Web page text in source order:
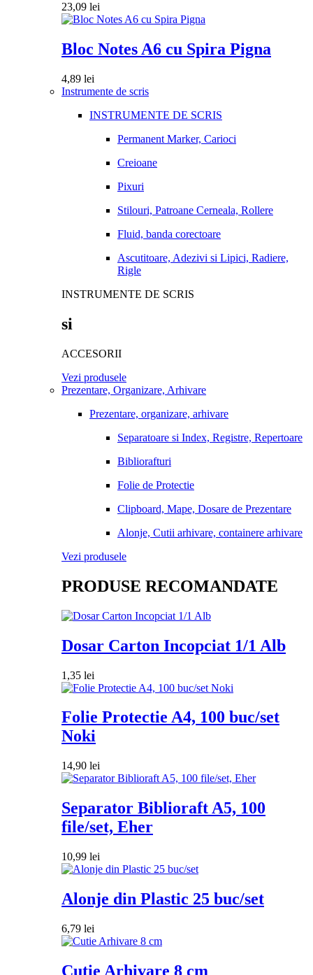
23,09 lei
Bloc Notes A6 cu Spira Pigna
4,89 lei
Instrumente de scris
INSTRUMENTE DE SCRIS
Permanent Marker, Carioci
Creioane
Pixuri
Stilouri, Patroane Cerneala, Rollere
Fluid, banda corectoare
Ascutitoare, Adezivi si Lipici, Radiere,
Rigle
INSTRUMENTE DE SCRIS
si
ACCESORII
Vezi produsele
Prezentare, Organizare, Arhivare
Prezentare, organizare, arhivare
Separatoare si Index, Registre, Repertoare
Bibliorafturi
Folie de Protectie
Clipboard, Mape, Dosare de Prezentare
Alonje, Cutii arhivare, containere arhivare
Vezi produsele
PRODUSE RECOMANDATE
Dosar Carton Incopciat 1/1 Alb
1,35 lei
Folie Protectie A4, 100 buc/set
Noki
14,90 lei
Separator Biblioraft A5, 100
file/set, Eher
10,99 lei
Alonje din Plastic 25 buc/set
6,79 lei
Cutie Arhivare 8 cm